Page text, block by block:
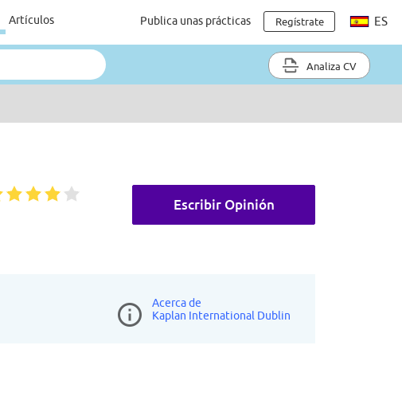
Artículos Publica unas prácticas Regístrate ES
Analiza CV
Escribir Opinión
Acerca de
Kaplan International Dublin